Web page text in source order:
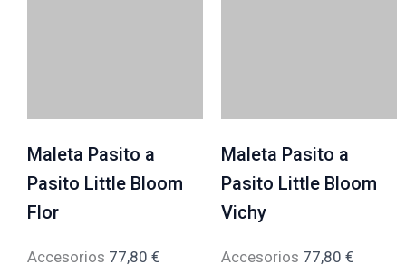
Maleta Pasito a
Pasito Little Bloom
Flor
Accesorios 77,80 €
Maleta Pasito a
Pasito Little Bloom
Vichy
Accesorios 77,80 €